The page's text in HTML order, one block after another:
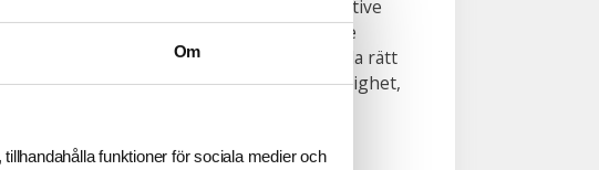
Om
funktioner för sociala medier och
Anders Dareholt på SJR Executive
Search handlar det i allt större
utsträckning om att säkerställa rätt
beslut i en mer komplex verklighet,